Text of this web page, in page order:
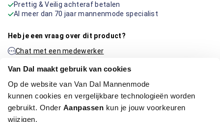
Van Dal maakt gebruik van cookies
Op de website van Van Dal Mannenmode
kunnen cookies en vergelijkbare technologieën worden
gebruikt. Onder Aanpassen kun je jouw voorkeuren
wijzigen.
Prettig & Veilig achteraf betalen
Al meer dan 70 jaar mannenmode specialist
Heb je een vraag over dit product?
Chat met een medewerker
Neem contact op via de e-mail
Productinformatie